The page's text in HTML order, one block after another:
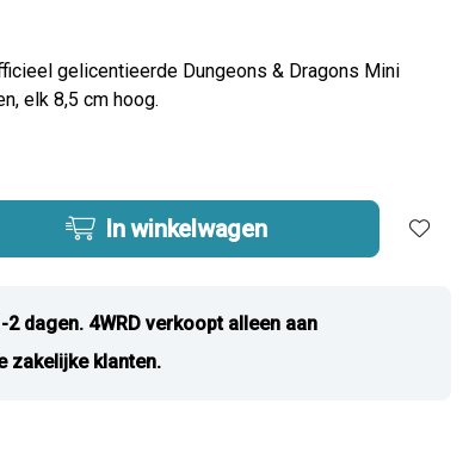
gelicentieerde Dungeons & Dragons Mini
elk 8,5 cm hoog.
In winkelwagen
2 dagen. 4WRD verkoopt alleen aan
zakelijke klanten.